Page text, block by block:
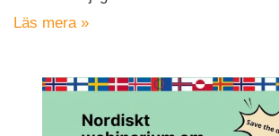
Läs mera »